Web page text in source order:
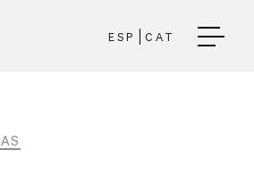
ESP CAT